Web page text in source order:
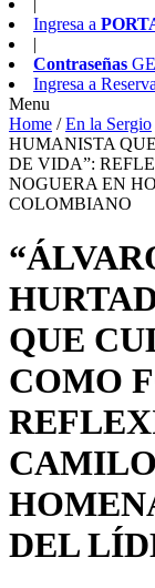
Ingresa a
|
Contraseñas
Ingresa a
Menu
Home /En la Sergio
HUMANISTA
DE VIDA”:
NOGUERA EN
COLOMBIANO
QUE
COMO
DEL